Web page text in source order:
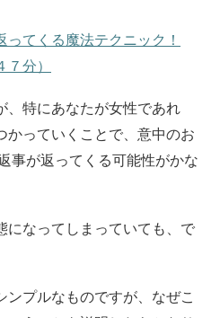
ってくる魔法テクニック！
７分）
、特にあなたが女性であれ
かっていくことで、意中のお
事が返ってくる可能性がかな
になってしまっていても、で
ンプルなものですが、なぜこ